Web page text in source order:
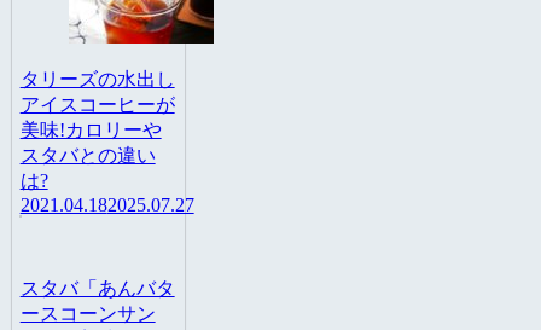
タリーズの水出し
アイスコーヒーが
美味!カロリーや
スタバとの違い
は?
2021.04.182025.07.27
スタバ「あんバタ
ースコーンサン